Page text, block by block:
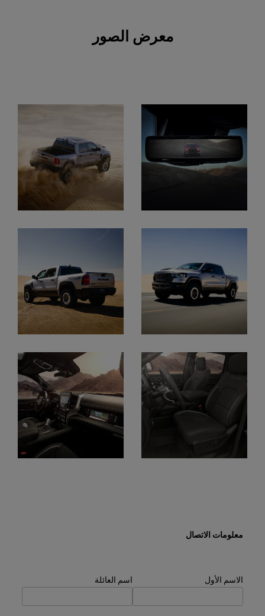
معرض الصور
معلومات الاتصال
الاسم الأول اسم العائلة